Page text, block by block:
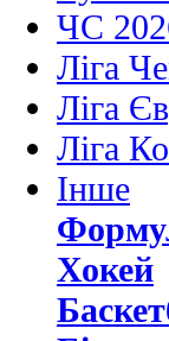
ЧС
Ліга
Ліга
Ліга
Інше
Хокей